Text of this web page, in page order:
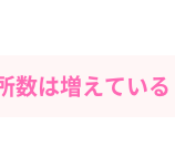
数は増えている